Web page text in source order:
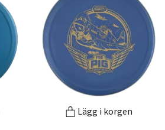
Lägg i korgen